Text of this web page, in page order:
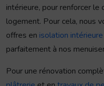
intérieure, pour renforcer
logement. Pour cela, nous
offres en isolation
parfaitement à nos
Pour une rénovation